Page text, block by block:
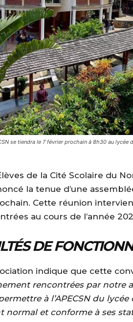
se tiendra le 7 février prochain à 8h30 au lycée
de la Cité Scolaire du
la tenue d’une
Cette réunion
au cours de l’année
DE
indique que cette
rencontrées par notre
à l’APECSN du
et conforme à ses